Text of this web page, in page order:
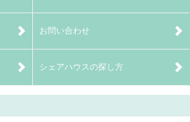
お問い合わせ
シェアハウスの探し方